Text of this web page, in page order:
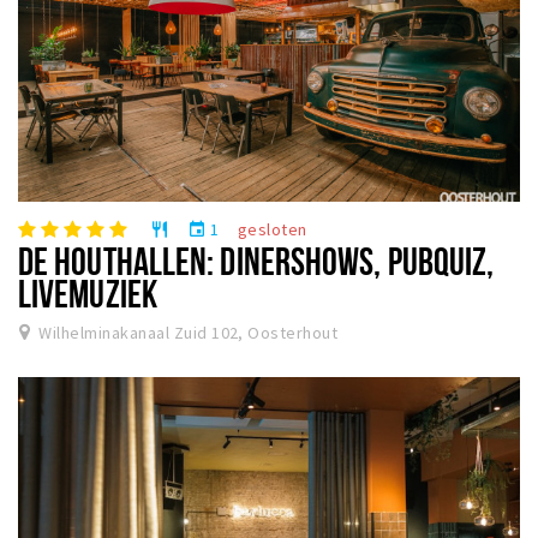
restaurant event 1 gesloten
DE HOUTHALLEN: DINERSHOWS, PUBQUIZ,
LIVEMUZIEK
Wilhelminakanaal Zuid 102, Oosterhout